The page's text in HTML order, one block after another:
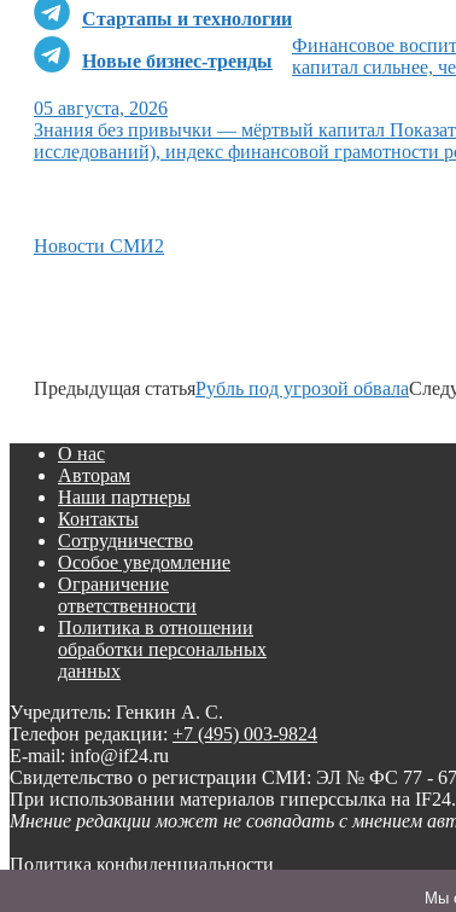
Стартапы и технологии
Новые бизнес-тренды
Финансовое
капитал сильнее,
05 августа, 2026
Знания без привычки — мёртвый капитал
исследований), индекс финансовой грамотности
Новости СМИ2
Предыдущая статьяРубль под угрозой обвала
О нас
Авторам
Наши партнеры
Контакты
Сотрудничество
Особое уведомление
Ограничение
ответственности
Политика в отношении
обработки персональных
данных
Учредитель: Генкин А. С.
Телефон редакции: +7 (495) 003-9824
E-mail: info@if24.ru
Свидетельство о регистрации СМИ: ЭЛ № ФС 77 -
При использовании материалов гиперссылка на
Мнение редакции может не совпадать с мнением
Политика конфиденциальности
© ООО «Инвест-Форсайт», 2012-
Мы